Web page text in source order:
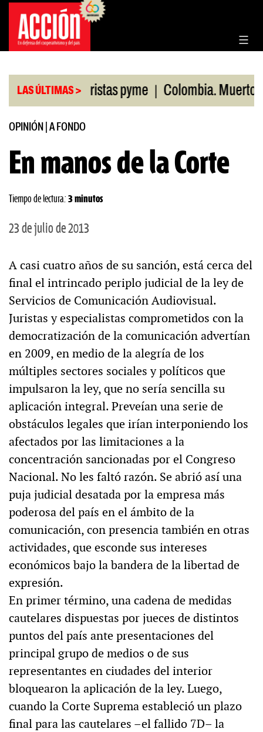
Saltar
contenido
LAS ÚLTIMAS >
minoristas pyme | Colombia. Muertos por
OPINIÓN A FONDO
En manos de la Corte
Tiempo de lectura: 3 minutos
23 de julio de 2013
A casi cuatro años de su sanción, está cerca del
final el intrincado periplo judicial de la ley de
Servicios de Comunicación Audiovisual.
Juristas y especialistas comprometidos con la
democratización de la comunicación advertían
en 2009, en medio de la alegría de los
múltiples sectores sociales y políticos que
impulsaron la ley, que no sería sencilla su
aplicación integral. Preveían una serie de
obstáculos legales que irían interponiendo los
afectados por las limitaciones a la
concentración sancionadas por el Congreso
Nacional. No les faltó razón. Se abrió así una
puja judicial desatada por la empresa más
poderosa del país en el ámbito de la
comunicación, con presencia también en otras
actividades, que esconde sus intereses
económicos bajo la bandera de la libertad de
expresión.
En primer término, una cadena de medidas
cautelares dispuestas por jueces de distintos
puntos del país ante presentaciones del
principal grupo de medios o de sus
representantes en ciudades del interior
bloquearon la aplicación de la ley. Luego,
cuando la Corte Suprema estableció un plazo
final para las cautelares –el fallido 7D– la